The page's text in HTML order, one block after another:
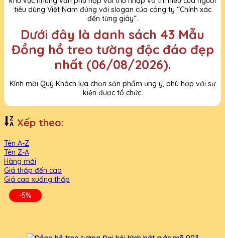
tiêu dùng Việt Nam đúng với slogan của công ty “Chính xác
đến từng giây“.
Dưới đây là danh sách 43 Mẫu
Đồng hồ treo tường độc đáo đẹp
nhất (06/08/2026).
Kính mời Quý Khách lựa chọn sản phẩm ưng ý, phù hợp với sự
kiện được tổ chức.
Xếp theo:
Tên A-Z
Tên Z-A
Hàng mới
Giá thấp đến cao
Giá cao xuống thấp
-5%